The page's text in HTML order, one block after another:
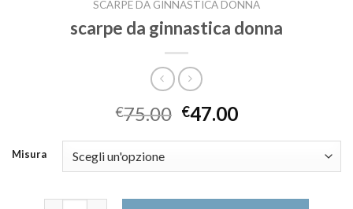
SCARPE DA GINNASTICA DONNA
scarpe da ginnastica donna
€75.00 €47.00
Misura